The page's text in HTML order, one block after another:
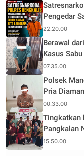
Pengedar
Bukti
22.20.00
Berawal
Kasus
07.35.00
Polsek
Pria
00.33.00
Tingkatkan
Pangkalan
Limbah
15.50.00